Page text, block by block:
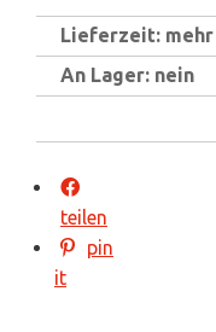
Lieferzeit: mehr
An Lager: nein
teilen
pin
it